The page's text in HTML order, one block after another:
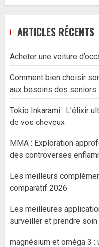
ARTICLES RÉCENTS
Acheter une voiture
Comment bien choisir
aux besoins des seniors
Tokio Inkarami : L’élixir
de vos cheveux
MMA : Exploration
des controverses
Les meilleurs
comparatif 2026
Les meilleures
surveiller et prendre
magnésium et oméga 3